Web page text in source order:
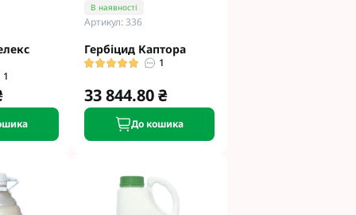
Під
1
В наявності
Артикул: 336
Гербіцид Каптора
1
33 844.80 ₴
До кошика